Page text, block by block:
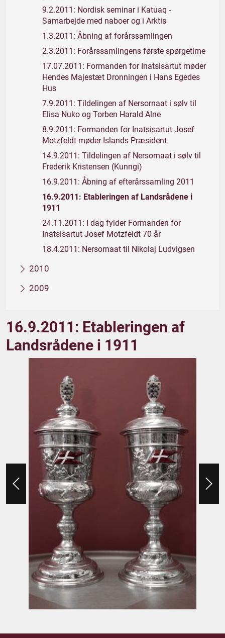
9.2.2011: Nordisk seminar i Katuaq -
Samarbejde med naboer og i Arktis
1.3.2011: Åbning af forårssamlingen
2.3.2011: Forårssamlingens første spørgetime
17.07.2011: Formanden for Inatsisartut møder
Hendes Majestæt Dronningen i Hans Egedes
Hus
7.9.2011: Tildelingen af Nersornaat i sølv til
Elisa Nuko og Torben Harald Alne
8.9.2011: Formanden for Inatsisartut Josef
Motzfeldt møder Islands Præsident
14.9.2011: Tildelingen af Nersornaat i sølv til
Frederik Kristensen (Kunngi)
16.9.2011: Åbning af efterårssamling 2011
16.9.2011: Etableringen af Landsrådene i
1911
24.11.2011: I dag fylder Formanden for
Inatsisartut Josef Motzfeldt 70 år
18.4.2011: Nersornaat til Nikolaj Ludvigsen
2010
2009
16.9.2011: Etableringen af
Landsrådene i 1911